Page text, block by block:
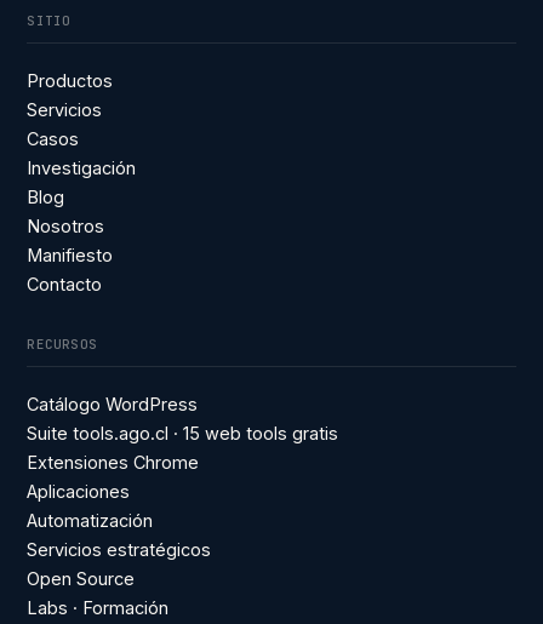
SITIO
Productos
Servicios
Casos
Investigación
Blog
Nosotros
Manifiesto
Contacto
RECURSOS
Catálogo WordPress
Suite tools.ago.cl · 15 web tools gratis
Extensiones Chrome
Aplicaciones
Automatización
Servicios estratégicos
Open Source
Labs · Formación